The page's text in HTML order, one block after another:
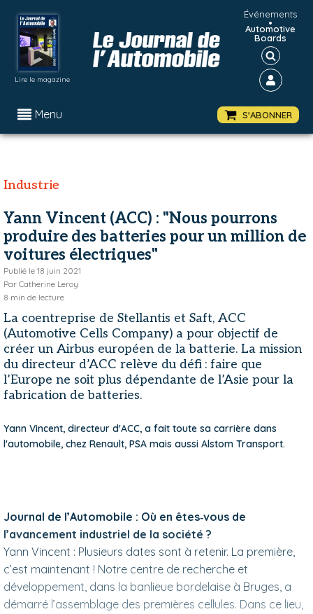
Lire le magazine
Événements
•
Automotive
Boards
Menu S'ABONNER
Industrie
Yann Vincent (ACC) : "Nous pourrons
produire des batteries pour un million de
voitures électriques"
Publié le 18 juin 2021
Par Catherine Leroy
8 min de lecture
La coentreprise de Stellantis et Saft, ACC
(Automotive Cells Company) a pour objectif de
créer un Airbus européen de la batterie. La mission
du directeur d’ACC relève du défi : faire que
l’Europe ne soit plus dépendante de l’Asie pour la
fabrication de batteries.
Yann Vincent, directeur d'ACC, a fait toute sa carrière dans
l'automobile, chez Renault, PSA mais aussi Alstom Transport.
Journal de l’Automobile : Où en êtes‑vous de
l’avancement industriel de la société ?
Yann Vincent : Plusieurs dates sont à retenir. La première,
c’est maintenant ! Notre centre de recherche et
développement, dans la banlieue bordelaise à Bruges, a
démarré l’assemblage des premières cellules. Dans ce lieu,